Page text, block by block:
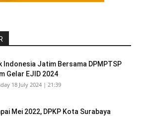
Indonesia Jatim Bersama DPMPTSP
Gelar EJID 2024
18 July 2024 | 21:39
Mei 2022, DPKP Kota Surabaya